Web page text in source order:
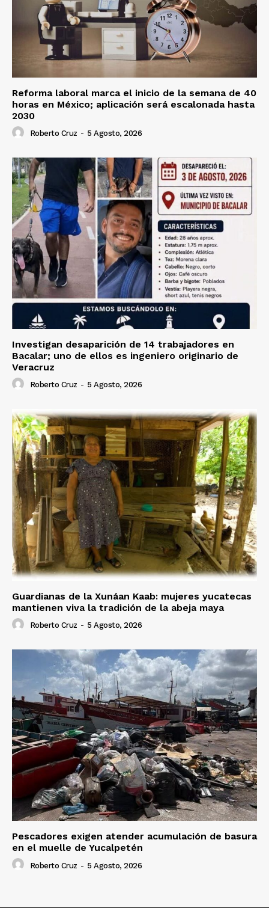
Reforma laboral marca el inicio de la semana de 40
horas en México; aplicación será escalonada hasta
2030
Roberto Cruz - 5 Agosto, 2026
Investigan desaparición de 14 trabajadores en
Bacalar; uno de ellos es ingeniero originario de
Veracruz
Roberto Cruz - 5 Agosto, 2026
Guardianas de la Xunáan Kaab: mujeres yucatecas
mantienen viva la tradición de la abeja maya
Roberto Cruz - 5 Agosto, 2026
Pescadores exigen atender acumulación de basura
en el muelle de Yucalpetén
Roberto Cruz - 5 Agosto, 2026